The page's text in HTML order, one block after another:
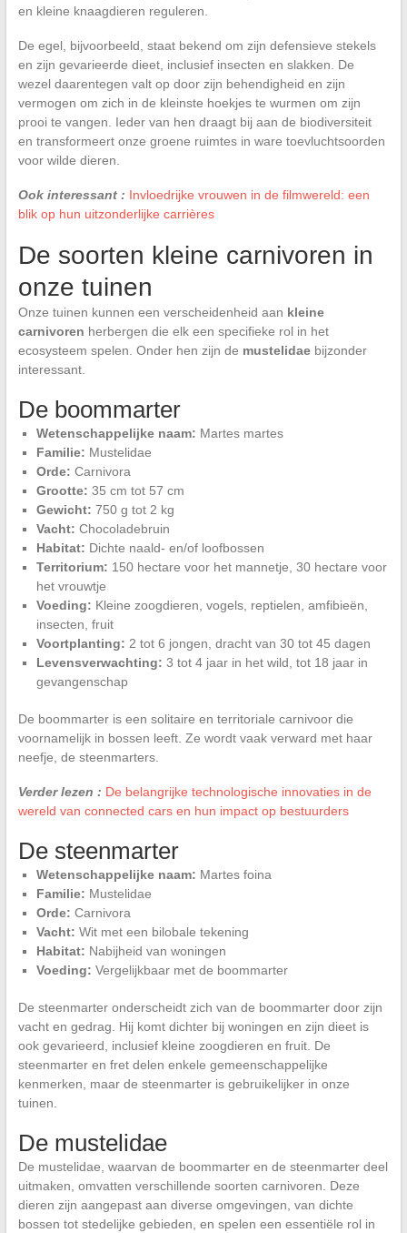
en kleine knaagdieren reguleren.
De egel, bijvoorbeeld, staat bekend om zijn defensieve stekels
en zijn gevarieerde dieet, inclusief insecten en slakken. De
wezel daarentegen valt op door zijn behendigheid en zijn
vermogen om zich in de kleinste hoekjes te wurmen om zijn
prooi te vangen. Ieder van hen draagt bij aan de biodiversiteit
en transformeert onze groene ruimtes in ware toevluchtsoorden
voor wilde dieren.
Ook interessant : Invloedrijke vrouwen in de filmwereld: een
blik op hun uitzonderlijke carrières
De soorten kleine carnivoren in
onze tuinen
Onze tuinen kunnen een verscheidenheid aan kleine
carnivoren herbergen die elk een specifieke rol in het
ecosysteem spelen. Onder hen zijn de mustelidaebijzonder
interessant.
De boommarter
Wetenschappelijke naam: Martes martes
Familie: Mustelidae
Orde: Carnivora
Grootte: 35 cm tot 57 cm
Gewicht: 750 g tot 2 kg
Vacht: Chocoladebruin
Habitat: Dichte naald- en/of loofbossen
Territorium: 150 hectare voor het mannetje, 30 hectare voor
het vrouwtje
Voeding: Kleine zoogdieren, vogels, reptielen, amfibieën,
insecten, fruit
Voortplanting: 2 tot 6 jongen, dracht van 30 tot 45 dagen
Levensverwachting: 3 tot 4 jaar in het wild, tot 18 jaar in
gevangenschap
De boommarter is een solitaire en territoriale carnivoor die
voornamelijk in bossen leeft. Ze wordt vaak verward met haar
neefje, de steenmarters.
Verder lezen : De belangrijke technologische innovaties in de
wereld van connected cars en hun impact op bestuurders
De steenmarter
Wetenschappelijke naam: Martes foina
Familie: Mustelidae
Orde: Carnivora
Vacht: Wit met een bilobale tekening
Habitat: Nabijheid van woningen
Voeding: Vergelijkbaar met de boommarter
De steenmarter onderscheidt zich van de boommarter door zijn
vacht en gedrag. Hij komt dichter bij woningen en zijn dieet is
ook gevarieerd, inclusief kleine zoogdieren en fruit. De
steenmarter en fret delen enkele gemeenschappelijke
kenmerken, maar de steenmarter is gebruikelijker in onze
tuinen.
De mustelidae
De mustelidae, waarvan de boommarter en de steenmarter deel
uitmaken, omvatten verschillende soorten carnivoren. Deze
dieren zijn aangepast aan diverse omgevingen, van dichte
bossen tot stedelijke gebieden, en spelen een essentiële rol in